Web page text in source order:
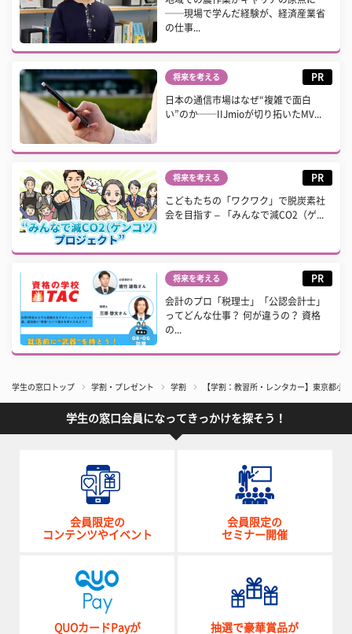
──現場で学んだ経験が、経済産業省
の仕事...
将来を考える PR
日本の通信市場はなぜ“複雑で面白
い”のか──IIJmioが切り拓いたMV...
将来を考える PR
こどもたちの「ワクワク」で脱炭素社
会を目指す – 「みんなで減CO2（ゲ...
将来を考える PR
会計のプロ「税理士」「公認会計士」
ってどんな仕事？ 何が違うの？ 資格
の...
学生の窓口トップ 学割・プレゼント 学割 【学割：教習所・レンタカー】東京都小
学生の窓口会員になってきっかけを探そう！
会員限定の
コンテンツやイベント
会員限定の
セミナー開催
QUOカードPayが 抽選で豪華賞品が